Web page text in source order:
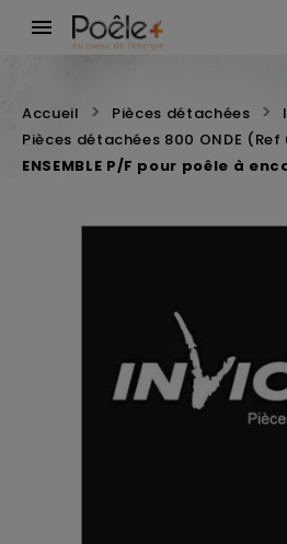

Accueil Pièces détachées
Pièces détachées 800 ONDE
ENSEMBLE P/F pour poêle à